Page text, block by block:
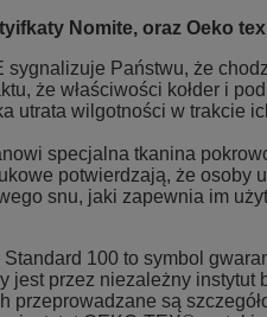
Nomite, oraz Oeko
sygnalizuje Państwu, że
że właściwości kołder i
utrata wilgotności w trakcie
specjalna tkanina
potwierdzają, że osoby
snu, jaki zapewnia im
100 to symbol
jest przez niezależny
przeprowadzane są